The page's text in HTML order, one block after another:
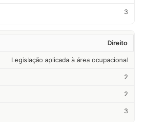
3
Direito
Legislação aplicada à área ocupacional
2
2
3